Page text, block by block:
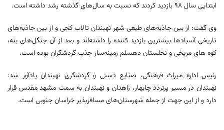
ابتدایی سال 98 بازدید کردند که نسبت به سال‌های گذشته رشد داشته است.
وی گفت: از بین جاذبه‌های طیعی شهر نهبندان تالاب کجی و از بین جاذبه‌های
تاریخی آسبادها بیشترین بازدید کننده را داشته‌اند و بعد از آن جنگل‌‎های بنه،
کوه های مریخی و نخلستان دهسلم زمینه‌ساز جذب گردشگران بوده است.
رئیس اداره میراث فرهنگی، صنایع دستی و گردشگری نهبندان یادآور شد:
نهبندان در مسیر پرتردد چابهار، زاهدان و نهبندان به سمت مشهد مقدس قرار
دارد و از این جهت از جمله شهرستان‌های مسافرپذیر خراسان جنوبی است.